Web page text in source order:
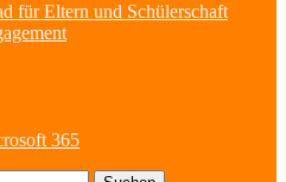
für Eltern und Schülerschaft
365